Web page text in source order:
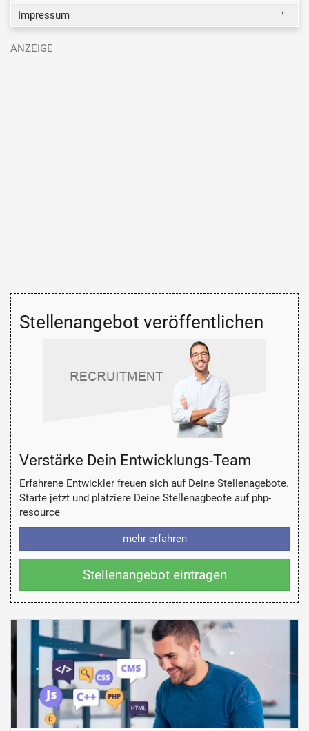
Impressum
Stellenangebot veröffentlichen
Verstärke Dein Entwicklungs-Team
Erfahrene Entwickler freuen sich auf Deine Stellenagebote.
Starte jetzt und platziere Deine Stellenagbeote auf php-
resource
mehr erfahren
Stellenangebot eintragen